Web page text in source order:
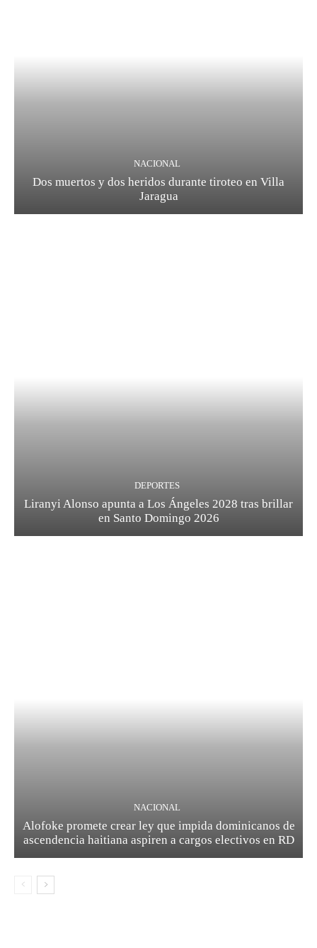
NACIONAL
Dos muertos y dos heridos durante tiroteo en Villa
Jaragua
DEPORTES
Liranyi Alonso apunta a Los Ángeles 2028 tras brillar
en Santo Domingo 2026
NACIONAL
Alofoke promete crear ley que impida dominicanos de
ascendencia haitiana aspiren a cargos electivos en RD